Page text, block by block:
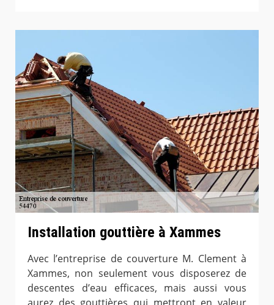
Installation gouttière à Xammes
Avec l’entreprise de couverture M. Clement à
Xammes, non seulement vous disposerez de
descentes d’eau efficaces, mais aussi vous